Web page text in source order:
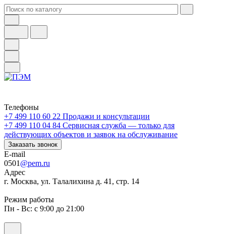
Телефоны
+7 499 110 60 22 Продажи и консультации
+7 499 110 04 84 Сервисная служба — только для
действующих объектов и заявок на обслуживание
Заказать звонок
E-mail
0501 @pem.ru
Адрес
г. Москва, ул. Талалихина д. 41, стр. 14
Режим работы
Пн - Вс: с 9:00 до 21:00